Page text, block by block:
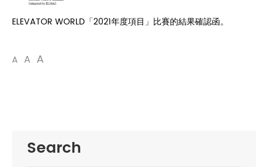
ELEVATOR WORLD「2021年度項目」比賽的結果確認函。
A A A
Search